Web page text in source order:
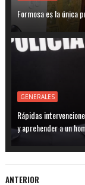
Formosa es la única
GENERALES
Rápidas
y aprehender a un
ANTERIOR